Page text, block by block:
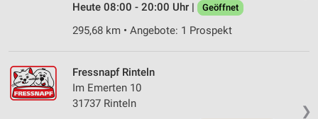
Heute 08:00 - 20:00 Uhr |
Geöffnet
295,68 km • Angebote: 1 Prospekt
❯
Fressnapf Rinteln
Im Emerten 10
31737 Rinteln